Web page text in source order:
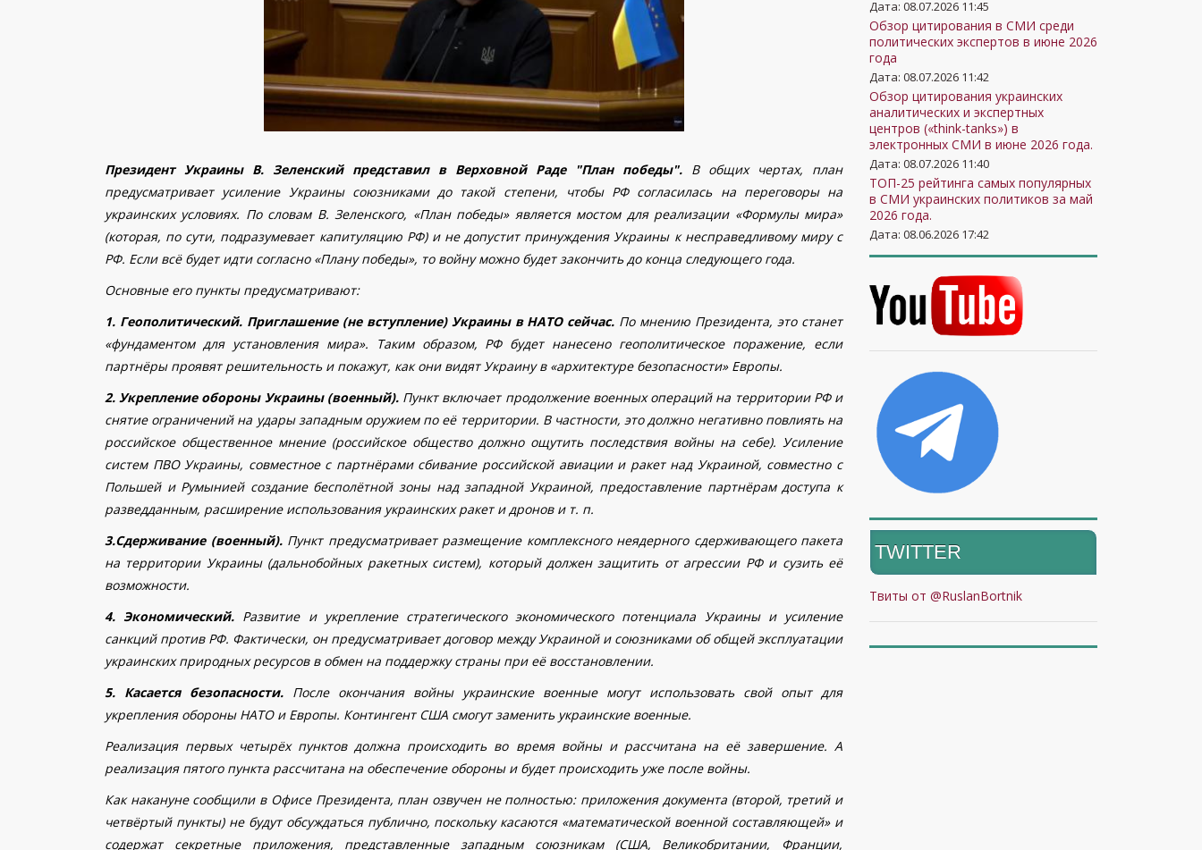
Президент Украины В. Зеленский представил в Верховной Раде "План победы". В общих чертах, план
предусматривает усиление Украины союзниками до такой степени, чтобы РФ согласилась на переговоры на
украинских условиях. По словам В. Зеленского, «План победы» является мостом для реализации «Формулы мира»
(которая, по сути, подразумевает капитуляцию РФ) и не допустит принуждения Украины к несправедливому миру с
РФ. Если всё будет идти согласно «Плану победы», то войну можно будет закончить до конца следующего года.
Основные его пункты предусматривают:
1. Геополитический. Приглашение (не вступление) Украины в НАТО сейчас. По мнению Президента, это станет
«фундаментом для установления мира». Таким образом, РФ будет нанесено геополитическое поражение, если
партнёры проявят решительность и покажут, как они видят Украину в «архитектуре безопасности» Европы.
2. Укрепление обороны Украины (военный). Пункт включает продолжение военных операций на территории РФ и
снятие ограничений на удары западным оружием по её территории. В частности, это должно негативно повлиять на
российское общественное мнение (российское общество должно ощутить последствия войны на себе). Усиление
систем ПВО Украины, совместное с партнёрами сбивание российской авиации и ракет над Украиной, совместно с
Польшей и Румынией создание бесполётной зоны над западной Украиной, предоставление партнёрам доступа к
разведданным, расширение использования украинских ракет и дронов и т. п.
3.Сдерживание (военный). Пункт предусматривает размещение комплексного неядерного сдерживающего пакета
на территории Украины (дальнобойных ракетных систем), который должен защитить от агрессии РФ и сузить её
возможности.
4. Экономический. Развитие и укрепление стратегического экономического потенциала Украины и усиление
санкций против РФ. Фактически, он предусматривает договор между Украиной и союзниками об общей эксплуатации
украинских природных ресурсов в обмен на поддержку страны при её восстановлении.
5. Касается безопасности. После окончания войны украинские военные могут использовать свой опыт для
укрепления обороны НАТО и Европы. Контингент США смогут заменить украинские военные.
Реализация первых четырёх пунктов должна происходить во время войны и рассчитана на её завершение. А
реализация пятого пункта рассчитана на обеспечение обороны и будет происходить уже после войны.
Как накануне сообщили в Офисе Президента, план озвучен не полностью: приложения документа (второй, третий и
четвёртый пункты) не будут обсуждаться публично, поскольку касаются «математической военной составляющей» и
содержат секретные приложения, представленные западным союзникам (США, Великобритании, Франции,
Дата: 08.07.2026 11:45
Обзор цитирования в СМИ среди
политических экспертов в июне 2026
года
Дата: 08.07.2026 11:42
Обзор цитирования украинских
аналитических и экспертных
центров («think-tanks») в
электронных СМИ в июне 2026 года.
Дата: 08.07.2026 11:40
ТОП-25 рейтинга самых популярных
в СМИ украинских политиков за май
2026 года.
Дата: 08.06.2026 17:42
TWITTER
Твиты от @RuslanBortnik